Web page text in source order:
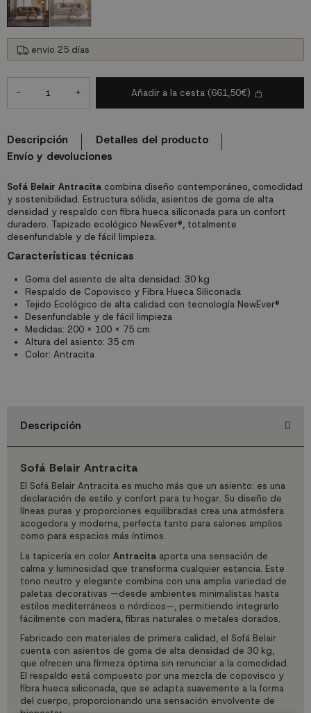
Sofá Belair Antracitacombina diseño contemporáneo, comodidad
y sostenibilidad. Estructura sólida, asientos de goma de alta
densidad y respaldo con fibra hueca siliconada para un confort
duradero. Tapizado ecológico NewEver®, totalmente
desenfundable y de fácil limpieza.
Características técnicas
Goma del asiento de alta densidad: 30 kg
Respaldo de Copovisco y Fibra Hueca Siliconada
Tejido Ecológico de alta calidad con tecnología NewEver®
Desenfundable y de fácil limpieza
Medidas: 200 × 100 × 75 cm
Altura del asiento: 35 cm
Color: Antracita
envío 25 días
- + Añadir a la cesta (661,50€)
Descripción
Detalles del producto
Envío y devoluciones
Descripción
Sofá Belair Antracita
El Sofá Belair Antracita es mucho más que un asiento: es una
declaración de estilo y confort para tu hogar. Su diseño de
líneas puras y proporciones equilibradas crea una atmósfera
acogedora y moderna, perfecta tanto para salones amplios
como para espacios más íntimos.
La tapicería en colorAntracita aporta una sensación de
calma y luminosidad que transforma cualquier estancia. Este
tono neutro y elegante combina con una amplia variedad de
paletas decorativas —desde ambientes minimalistas hasta
estilos mediterráneos o nórdicos—, permitiendo integrarlo
fácilmente con madera, fibras naturales o metales dorados.
Fabricado con materiales de primera calidad, el Sofá Belair
cuenta con asientos de goma de alta densidad de 30 kg,
que ofrecen una firmeza óptima sin renunciar a la comodidad.
El respaldo está compuesto por una mezcla de copovisco y
fibra hueca siliconada, que se adapta suavemente a la forma
del cuerpo, proporcionando una sensación envolvente de